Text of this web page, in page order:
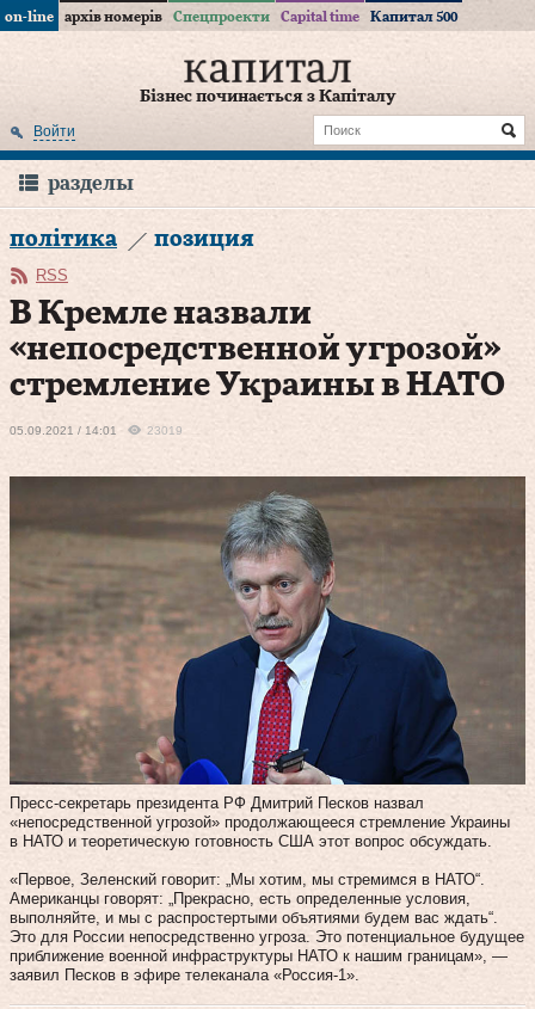
on-line архів номерів Спецпроекти Capital time Капитал 500
Бізнес починається з Капіталу
Войти
разделы
політика позиция
RSS
В Кремле назвали
«непосредственной угрозой»
стремление Украины в НАТО
05.09.2021 / 14:01 23019
Пресс-секретарь президента РФ Дмитрий Песков назвал
«непосредственной угрозой» продолжающееся стремление Украины
в НАТО и теоретическую готовность США этот вопрос обсуждать.
«Первое, Зеленский говорит: „Мы хотим, мы стремимся в НАТО“.
Американцы говорят: „Прекрасно, есть определенные условия,
выполняйте, и мы с распростертыми объятиями будем вас ждать“.
Это для России непосредственно угроза. Это потенциальное будущее
приближение военной инфраструктуры НАТО к нашим границам», —
заявил Песков в эфире телеканала «Россия-1».